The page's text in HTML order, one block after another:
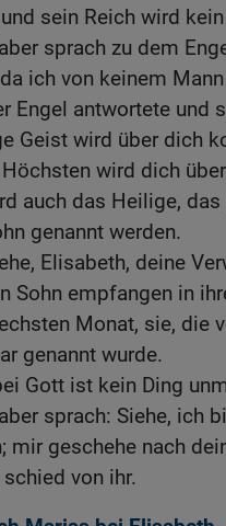
sein Reich wird
sprach zu dem
ich von keinem
Engel antwortete und
Geist wird über dich
wird dich
auch das Heilige,
genannt werden.
Elisabeth, deine
Sohn empfangen in
Monat, sie, die
genannt wurde.
Gott ist kein Ding
sprach: Siehe, ich
mir geschehe nach
von ihr.